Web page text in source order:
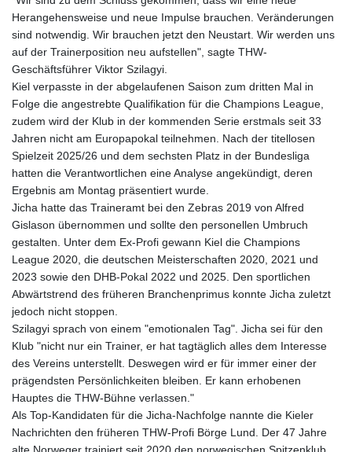
Herangehensweise und neue Impulse brauchen. Veränderungen
sind notwendig. Wir brauchen jetzt den Neustart. Wir werden uns
auf der Trainerposition neu aufstellen", sagte THW-
Geschäftsführer Viktor Szilagyi.
Kiel verpasste in der abgelaufenen Saison zum dritten Mal in
Folge die angestrebte Qualifikation für die Champions League,
zudem wird der Klub in der kommenden Serie erstmals seit 33
Jahren nicht am Europapokal teilnehmen. Nach der titellosen
Spielzeit 2025/26 und dem sechsten Platz in der Bundesliga
hatten die Verantwortlichen eine Analyse angekündigt, deren
Ergebnis am Montag präsentiert wurde.
Jicha hatte das Traineramt bei den Zebras 2019 von Alfred
Gislason übernommen und sollte den personellen Umbruch
gestalten. Unter dem Ex-Profi gewann Kiel die Champions
League 2020, die deutschen Meisterschaften 2020, 2021 und
2023 sowie den DHB-Pokal 2022 und 2025. Den sportlichen
Abwärtstrend des früheren Branchenprimus konnte Jicha zuletzt
jedoch nicht stoppen.
Szilagyi sprach von einem "emotionalen Tag". Jicha sei für den
Klub "nicht nur ein Trainer, er hat tagtäglich alles dem Interesse
des Vereins unterstellt. Deswegen wird er für immer einer der
prägendsten Persönlichkeiten bleiben. Er kann erhobenen
Hauptes die THW-Bühne verlassen."
Als Top-Kandidaten für die Jicha-Nachfolge nannte die Kieler
Nachrichten den früheren THW-Profi Börge Lund. Der 47 Jahre